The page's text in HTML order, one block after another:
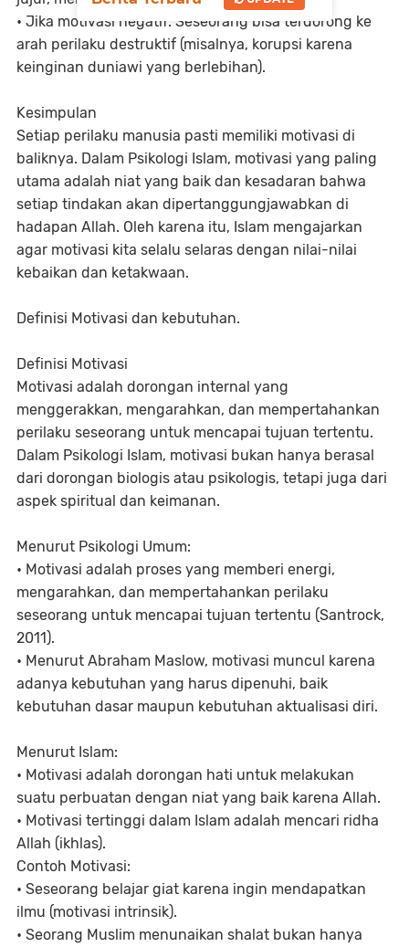
• Jika motivasi negatif: Seseorang bisa terdorong ke
arah perilaku destruktif (misalnya, korupsi karena
keinginan duniawi yang berlebihan).
Kesimpulan
Setiap perilaku manusia pasti memiliki motivasi di
baliknya. Dalam Psikologi Islam, motivasi yang paling
utama adalah niat yang baik dan kesadaran bahwa
setiap tindakan akan dipertanggungjawabkan di
hadapan Allah. Oleh karena itu, Islam mengajarkan
agar motivasi kita selalu selaras dengan nilai-nilai
kebaikan dan ketakwaan.
Definisi Motivasi dan kebutuhan.
Definisi Motivasi
Motivasi adalah dorongan internal yang
menggerakkan, mengarahkan, dan mempertahankan
perilaku seseorang untuk mencapai tujuan tertentu.
Dalam Psikologi Islam, motivasi bukan hanya berasal
dari dorongan biologis atau psikologis, tetapi juga dari
aspek spiritual dan keimanan.
Menurut Psikologi Umum:
• Motivasi adalah proses yang memberi energi,
mengarahkan, dan mempertahankan perilaku
seseorang untuk mencapai tujuan tertentu (Santrock,
2011).
• Menurut Abraham Maslow, motivasi muncul karena
adanya kebutuhan yang harus dipenuhi, baik
kebutuhan dasar maupun kebutuhan aktualisasi diri.
Menurut Islam:
• Motivasi adalah dorongan hati untuk melakukan
suatu perbuatan dengan niat yang baik karena Allah.
• Motivasi tertinggi dalam Islam adalah mencari ridha
Allah (ikhlas).
Contoh Motivasi:
• Seseorang belajar giat karena ingin mendapatkan
ilmu (motivasi intrinsik).
• Seorang Muslim menunaikan shalat bukan hanya